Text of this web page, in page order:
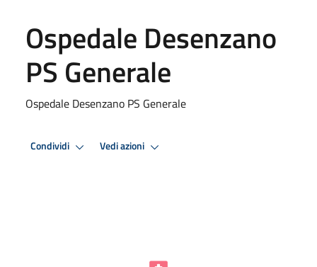
Ospedale Desenzano
PS Generale
Ospedale Desenzano PS Generale
Condividi Vedi azioni